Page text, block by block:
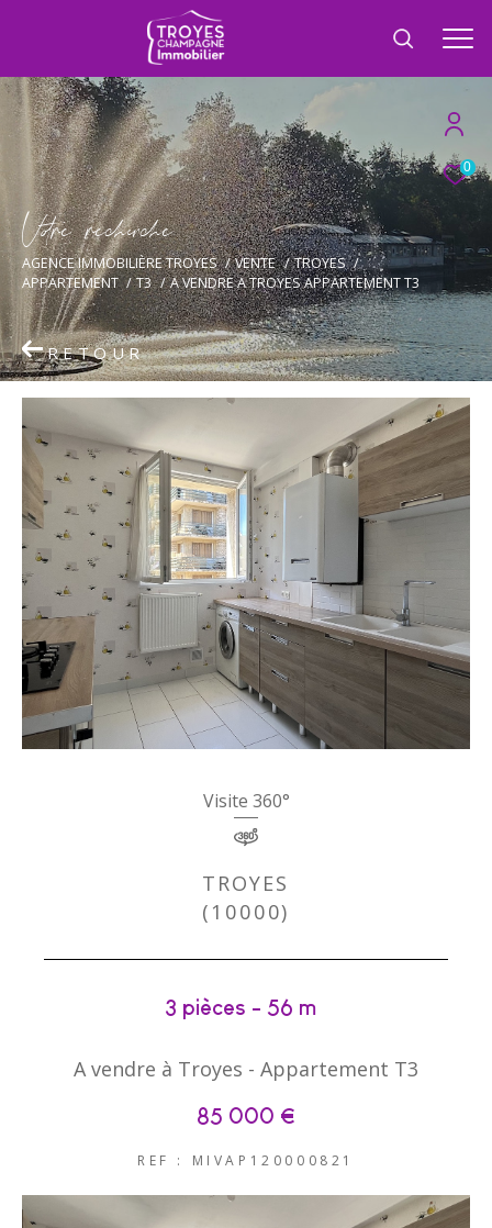
0
Vore recece
AGENCE IMMOBILIÈRE TROYES VENTE
TROYES
APPARTEMENT
T3 A VENDRE A TROYES APPARTEMENT T3
RETOUR
Visite 360°
TROYES
(10000)
3 pièces - 56 m²
A vendre à Troyes - Appartement T3
85 000 €
REF : MIVAP120000821